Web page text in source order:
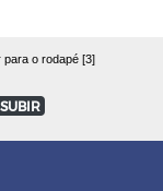
para o rodapé [3]
SUBIR